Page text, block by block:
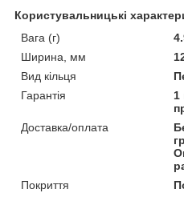
Користувальницькі
Вага (г)
Ширина, мм
Вид кільця
Гарантія
1
Доставка/оплата
Покриття